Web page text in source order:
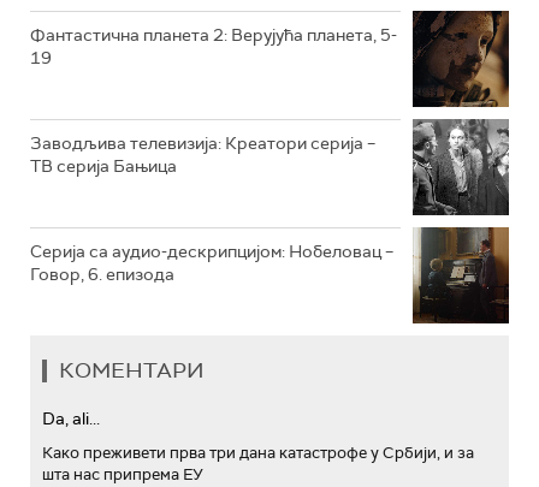
Фантастична планета 2: Верујућа планета, 5-
19
Заводљива телевизија: Креатори серија –
ТВ серија Бањица
Серија са аудио-дескрипцијом: Нобеловац –
Говор, 6. епизода
КОМЕНТАРИ
Da, ali...
Како преживети прва три дана катастрофе у Србији, и за
шта нас припрема ЕУ